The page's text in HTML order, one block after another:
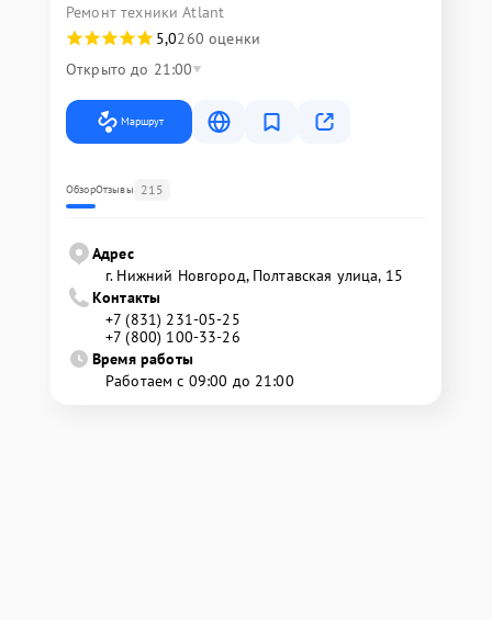
Ремонт техники Atlant
5,0260 оценки
Открыто до 21:00
Маршрут
ОбзорОтзывы 215
Адрес
г. Нижний Новгород, Полтавская улица, 15
Контакты
+7 (831) 231-05-25
+7 (800) 100-33-26
Время работы
Работаем с 09:00 до 21:00